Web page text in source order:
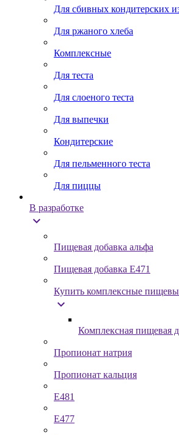
Для сбивных кондитерских
Для ржаного хлеба
Комплексные
Для теста
Для слоеного теста
Для выпечки
Кондитерские
Для пельменного теста
Для пиццы
В разработке
expand_more
Пищевая добавка альфа
Пищевая добавка Е471
Купить комплексные
expand_more
Комплексная пищевая
Пропионат натрия
Пропионат кальция
Е481
Е477